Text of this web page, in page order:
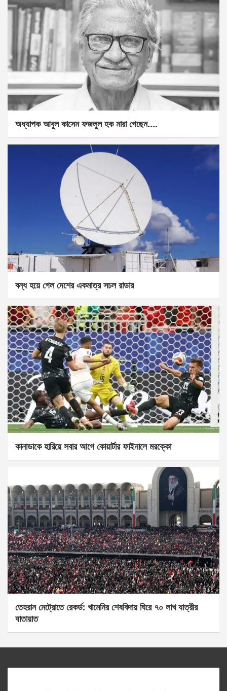
অধ্যাপক আবুল কাসেম ফজলুল হক মারা গেছেন….
বন্ধ হয়ে গেল দেশের একমাত্র সচল রাডার
কানাডাকে হারিয়ে সবার আগে কোয়ার্টার ফাইনালে মরক্কো
তেহরান মেট্রোতে রেকর্ড: খামেনির শেষবিদায় ঘিরে ৭০ লাখ যাত্রীর
যাতায়াত